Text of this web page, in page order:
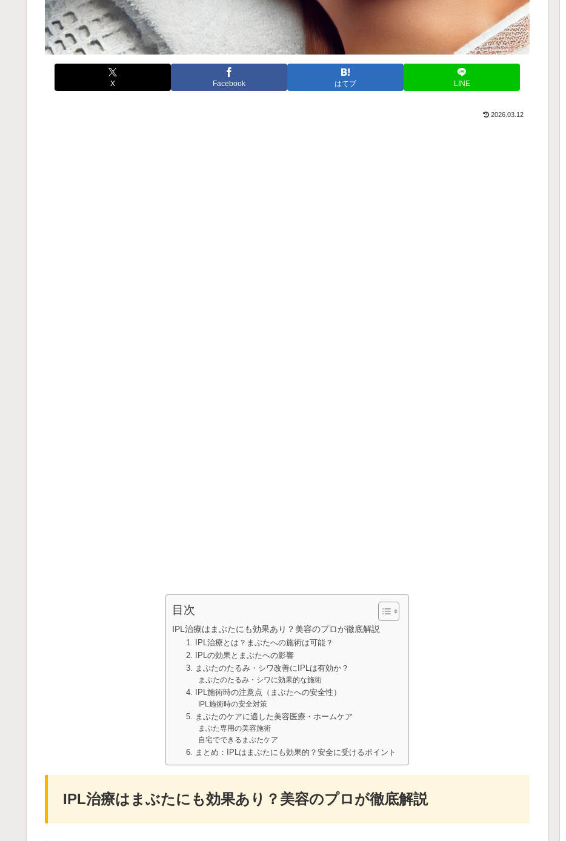
X Facebook はてブ LINE
2026.03.12
目次
IPL治療はまぶたにも効果あり？美容のプロが徹底解説
1. IPL治療とは？まぶたへの施術は可能？
2. IPLの効果とまぶたへの影響
3. まぶたのたるみ・シワ改善にIPLは有効か？
まぶたのたるみ・シワに効果的な施術
4. IPL施術時の注意点（まぶたへの安全性）
IPL施術時の安全対策
5. まぶたのケアに適した美容医療・ホームケア
まぶた専用の美容施術
自宅でできるまぶたケア
6. まとめ：IPLはまぶたにも効果的？安全に受けるポイント
IPL治療はまぶたにも効果あり？美容のプロが徹底解説